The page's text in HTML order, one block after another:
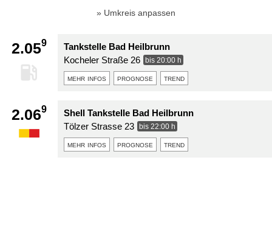
Umkreis anpassen
2.059
Tankstelle Bad Heilbrunn
Kocheler Straße 26
bis 20:00 h
mehr infos prognose trend
2.069
Shell Tankstelle Bad Heilbrunn
Tölzer Strasse 23
bis 22:00 h
mehr infos prognose trend